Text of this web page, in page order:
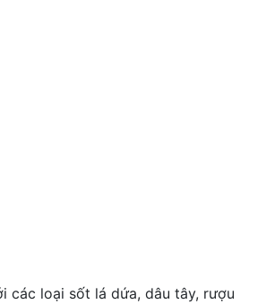
các loại sốt lá dứa, dâu tây, rượu